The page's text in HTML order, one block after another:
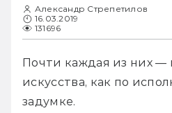
Александр Стрепетилов
16.03.2019
131696
Почти каждая из них —
искусства, как по
задумке.